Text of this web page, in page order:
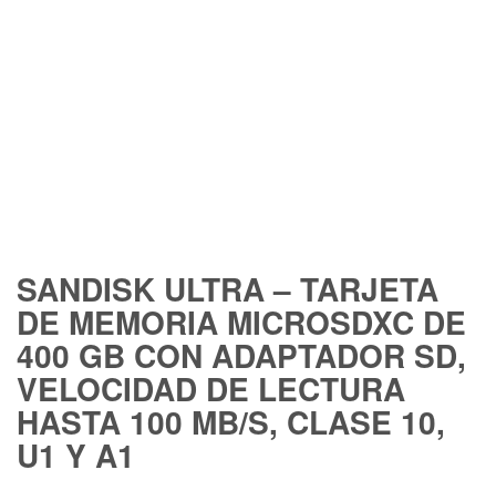
SANDISK ULTRA – TARJETA
DE MEMORIA MICROSDXC DE
400 GB CON ADAPTADOR SD,
VELOCIDAD DE LECTURA
HASTA 100 MB/S, CLASE 10,
U1 Y A1